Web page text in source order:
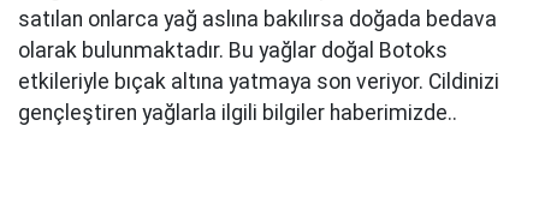
satılan onlarca yağ aslına bakılırsa doğada bedava
olarak bulunmaktadır. Bu yağlar doğal Botoks
etkileriyle bıçak altına yatmaya son veriyor. Cildinizi
gençleştiren yağlarla ilgili bilgiler haberimizde..